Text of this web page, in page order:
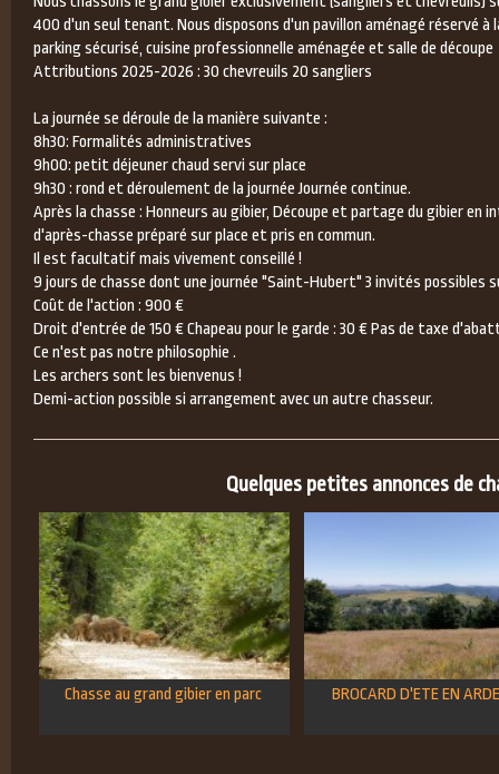
400 d'un seul tenant. Nous disposons d'un pavillon aménagé réservé à
parking sécurisé, cuisine professionnelle aménagée et salle de découpe
Attributions 2025-2026 : 30 chevreuils 20 sangliers
La journée se déroule de la manière suivante :
8h30: Formalités administratives
9h00: petit déjeuner chaud servi sur place
9h30 : rond et déroulement de la journée Journée continue.
Après la chasse : Honneurs au gibier, Découpe et partage du gibier en
d'après-chasse préparé sur place et pris en commun.
Il est facultatif mais vivement conseillé !
9 jours de chasse dont une journée "Saint-Hubert" 3 invités possibles
Coût de l'action : 900 €
Droit d'entrée de 150 € Chapeau pour le garde : 30 € Pas de taxe
Ce n'est pas notre philosophie .
Les archers sont les bienvenus !
Demi-action possible si arrangement avec un autre chasseur.
Quelques petites annonces de
Chasse au grand gibier en parc BROCARD D'ETE EN